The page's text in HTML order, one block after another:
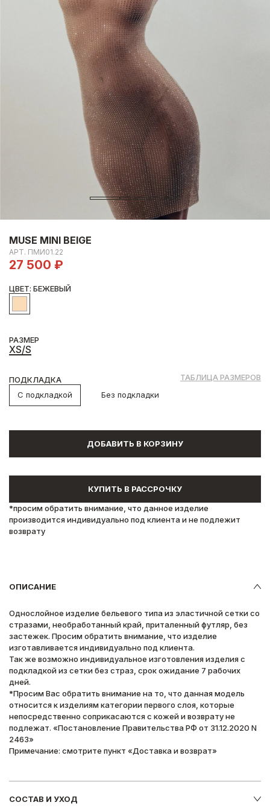
MUSE MINI BEIGE
АРТ. ПМИ01.22
27 500 ₽
ДОБАВИТЬ В КОРЗИНУ
КУПИТЬ В РАССРОЧКУ
*просим обратить внимание, что данное изделие
производится индивидуально под клиента и не подлежит
возврату
РАЗМЕР
XS/S
ЦВЕТ: БЕЖЕВЫЙ
ПОДКЛАДКА
С подкладкой
Без подкладки
ТАБЛИЦА РАЗМЕРОВ
ОПИСАНИЕ
Однослойное изделие бельевого типа из эластичной сетки со
стразами, необработанный край, приталенный футляр, без
застежек. Просим обратить внимание, что изделие
изготавливается индивидуально под клиента.
Так же возможно индивидуальное изготовления изделия с
подкладкой из сетки без страз, срок ожидание 7 рабочих
дней.
*Просим Вас обратить внимание на то, что данная модель
относится к изделиям категории первого слоя, которые
непосредственно соприкасаются с кожей и возврату не
подлежат. «Постановление Правительства РФ от 31.12.2020 N
2463»
Примечание: смотрите пункт «Доставка и возврат»
СОСТАВ И УХОД